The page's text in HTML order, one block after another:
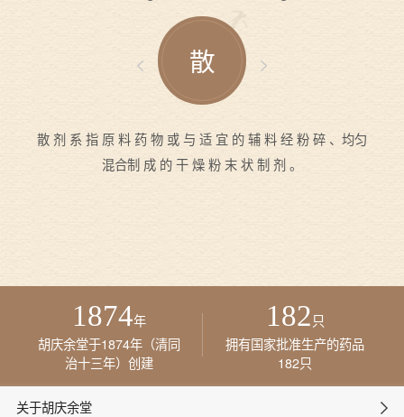
散
散 剂 系 指 原 料 药 物 或 与 适 宜 的 辅 料 经 粉 碎 、均匀
混合制 成 的 干 燥 粉 末 状 制 剂 。
1874年
胡庆余堂于1874年（清同
治十三年）创建
182 只
拥有国家批准生产的药品
182只
关于胡庆余堂